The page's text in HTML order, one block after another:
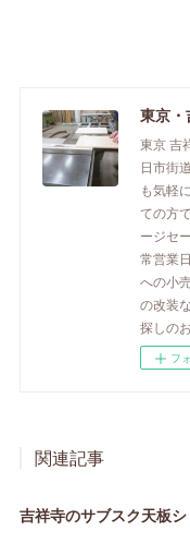
東京 吉
日市街
も気軽
ての方
ージセ
常営業
への小
の改装
探しの
フ
関連記事
吉祥寺のサブスク天板